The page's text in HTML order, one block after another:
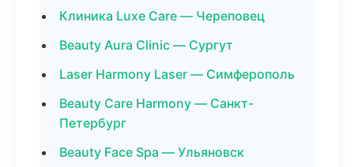
Клиника Luxe Care — Череповец
Beauty Aura Clinic — Сургут
Laser Harmony Laser — Симферополь
Beauty Care Harmony — Санкт-
Петербург
Beauty Face Spa — Ульяновск